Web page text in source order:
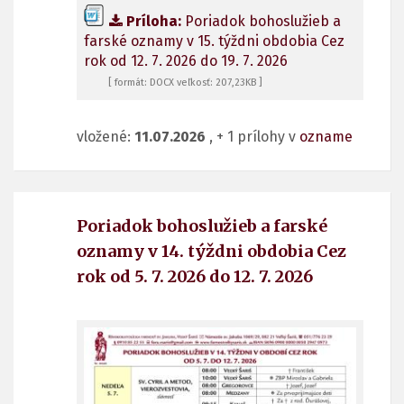
Príloha: Poriadok bohoslužieb a
farské oznamy v 15. týždni obdobia Cez
rok od 12. 7. 2026 do 19. 7. 2026
[ formát: DOCX veľkosť: 207,23KB ]
vložené: 11.07.2026 , + 1 prílohy v ozname
Poriadok bohoslužieb a farské
oznamy v 14. týždni obdobia Cez
rok od 5. 7. 2026 do 12. 7. 2026